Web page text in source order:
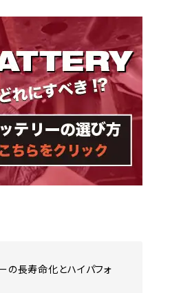
の長寿命化とハイパフォ